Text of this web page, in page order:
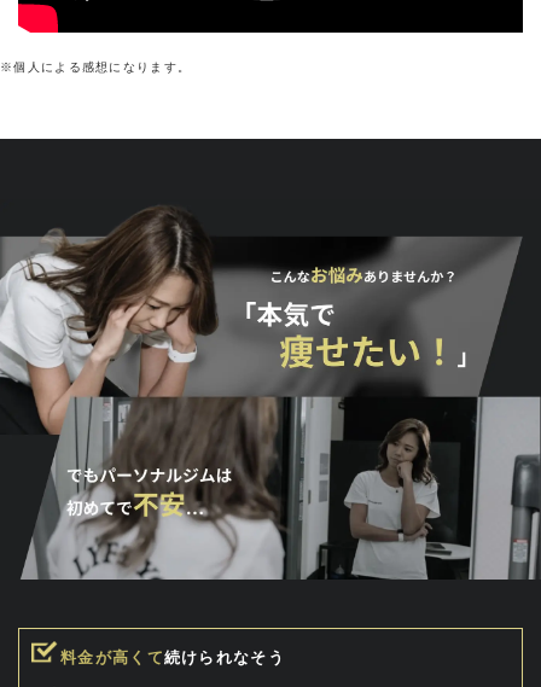
※個人による感想になります。
料金が高くて続けられなそう